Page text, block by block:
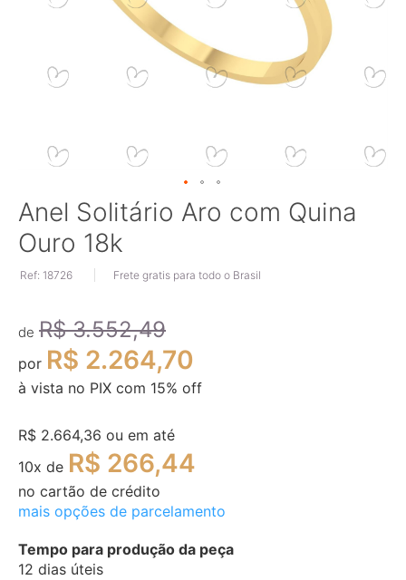
Saltar
para
o
da
imagens
Anel Solitário Aro com Quina
Ouro 18k
Ref: 18726 Frete gratis para todo o Brasil
de R$ 3.552,49
por R$ 2.264,70
à vista no PIX com 15% off
R$ 2.664,36 ou em até
10x de R$ 266,44
no cartão de crédito
mais opções de parcelamento
Tempo para produção da peça
12 dias úteis